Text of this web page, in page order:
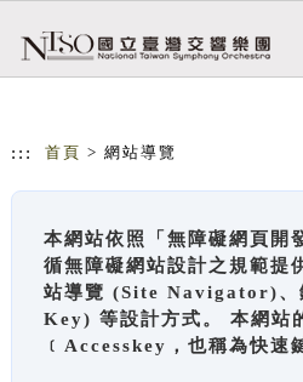
::: 首頁 > 網站導覽
本網站依照「無障礙網頁開
循無障礙網站設計之規範提
站導覽 (Site Navigator)、
Key) 等設計方式。 本網站
﹝Accesskey，也稱為快速